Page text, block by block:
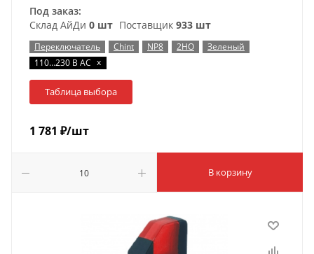
Под заказ:
Склад АйДи 0 шт Поставщик 933 шт
Переключатель Chint NP8 2НО
Зеленый
110…230 В AC x
Таблица выбора
1 781 ₽/шт
В корзину